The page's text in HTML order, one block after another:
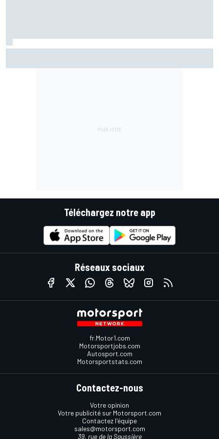
Téléchargez notre app
Réseaux sociaux
fr.Motor1.com
Motorsportjobs.com
Autosport.com
Motorsportstats.com
Contactez-nous
Votre opinion
Votre publicité sur Motorsport.com
Contactez l'équipe
sales@motorsport.com
39, rue de la Saussière